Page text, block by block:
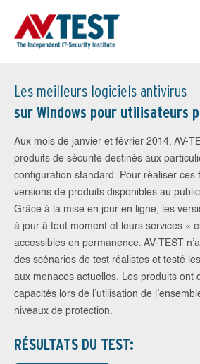
Les meilleurs logiciels antivirus
sur Windows pour utilisateurs
Aux mois de janvier et février 2014, AV-
produits de sécurité destinés aux
configuration standard. Pour réaliser ces
versions de produits disponibles au
Grâce à la mise en jour en ligne, les
à jour à tout moment et leurs services «
accessibles en permanence. AV-TEST
des scénarios de test réalistes et testé
aux menaces actuelles. Les produits ont
capacités lors de l’utilisation de
niveaux de protection.
RÉSULTATS DU TEST: